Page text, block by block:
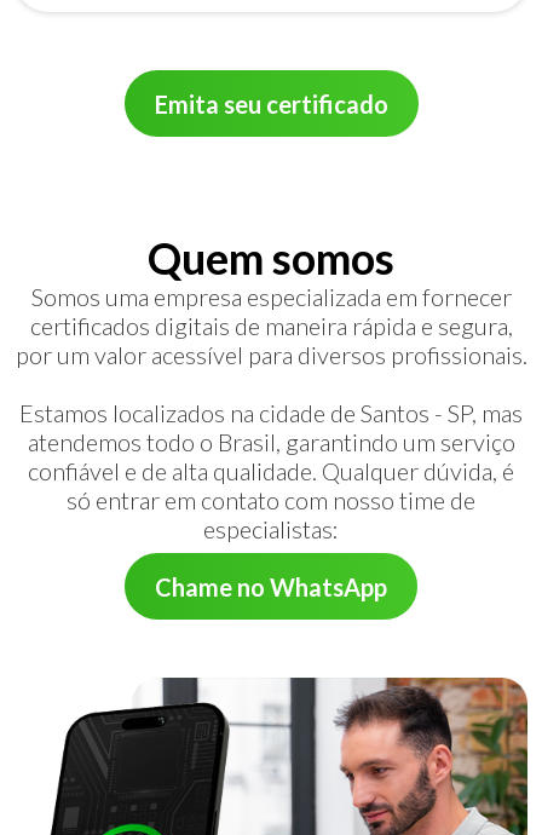
Emita seu certificado
Quem somos
Somos uma empresa especializada em fornecer
certificados digitais de maneira rápida e segura,
por um valor acessível para diversos profissionais.
Estamos localizados na cidade de Santos - SP, mas
atendemos todo o Brasil, garantindo um serviço
confiável e de alta qualidade. Qualquer dúvida, é
só entrar em contato com nosso time de
especialistas:
Chame no WhatsApp